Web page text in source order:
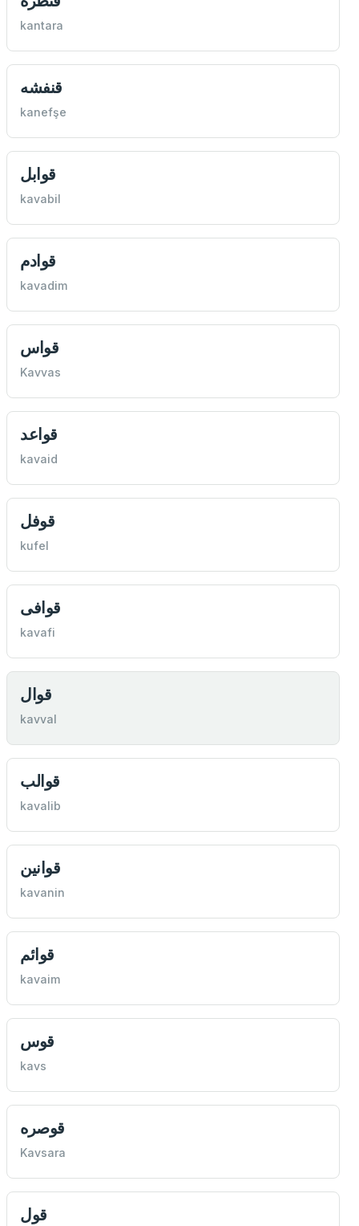
kantara
قنفشه
kanefşe
قوابل
kavabil
قوادم
kavadim
قواس
Kavvas
قواعد
kavaid
قوفل
kufel
قوافی
kavafi
قوال
kavval
قوالب
kavalib
قوانين
kavanin
قوائم
kavaim
قوس
kavs
قوصره
Kavsara
قول